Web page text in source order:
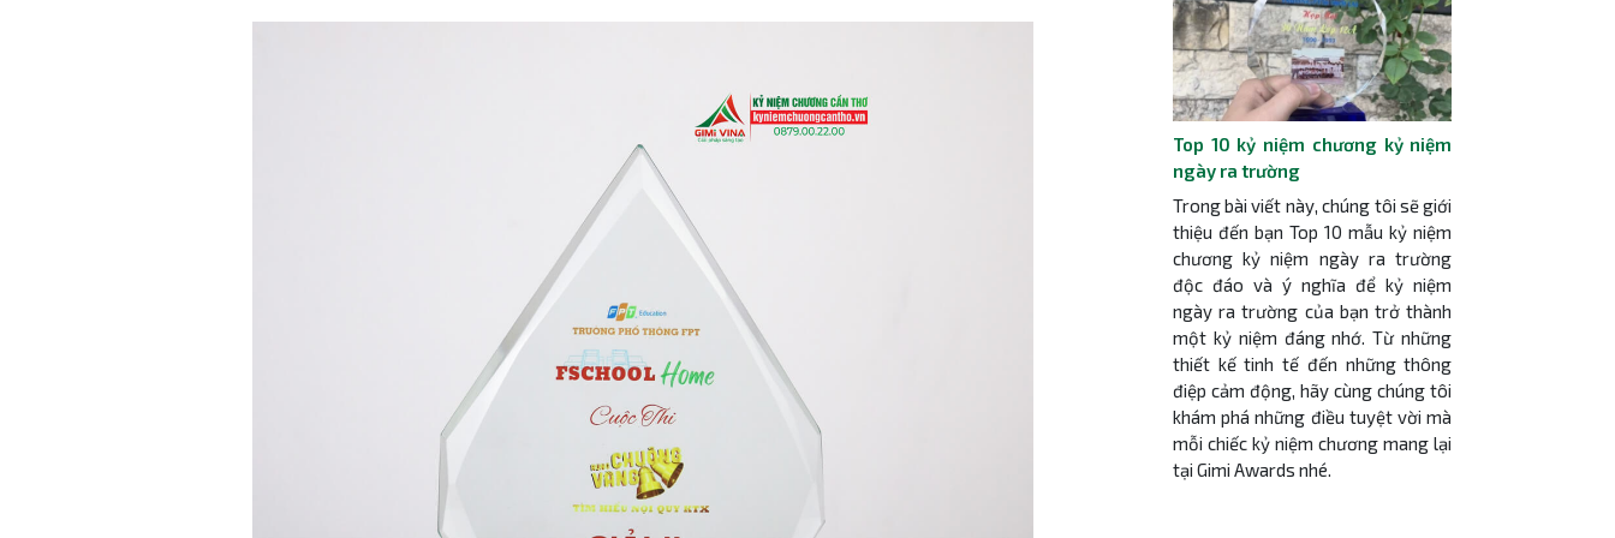
Top 10 kỷ niệm chương kỷ niệm
ngày ra trường
Trong bài viết này, chúng tôi sẽ giới
thiệu đến bạn Top 10 mẫu kỷ niệm
chương kỷ niệm ngày ra trường
độc đáo và ý nghĩa để kỷ niệm
ngày ra trường của bạn trở thành
một kỷ niệm đáng nhớ. Từ những
thiết kế tinh tế đến những thông
điệp cảm động, hãy cùng chúng tôi
khám phá những điều tuyệt vời mà
mỗi chiếc kỷ niệm chương mang lại
tại Gimi Awards nhé.